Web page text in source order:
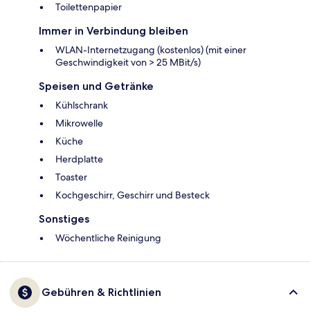
Toilettenpapier
Immer in Verbindung bleiben
WLAN-Internetzugang (kostenlos) (mit einer
Geschwindigkeit von > 25 MBit/s)
Speisen und Getränke
Kühlschrank
Mikrowelle
Küche
Herdplatte
Toaster
Kochgeschirr, Geschirr und Besteck
Sonstiges
Wöchentliche Reinigung
Gebühren & Richtlinien